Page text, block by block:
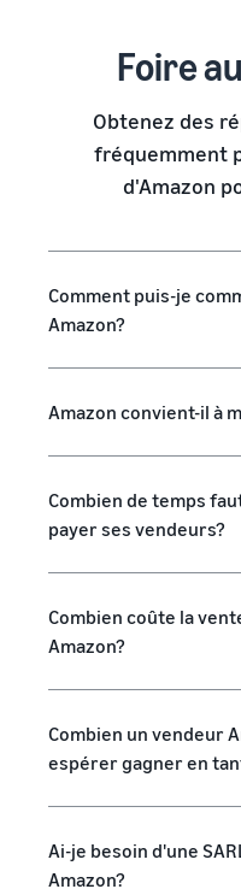
Foire
Obtenez des
fréquemment
d'Amazon
Comment puis-je
Amazon?
Amazon convient-il à
Combien de temps
payer ses vendeurs?
Combien coûte la
Amazon?
Combien un vendeur
espérer gagner en
Ai-je besoin d'une
Amazon?